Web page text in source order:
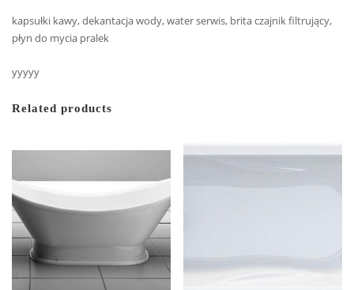
kapsułki kawy, dekantacja wody, water serwis, brita czajnik filtrujący,
płyn do mycia pralek
yyyyy
Related products